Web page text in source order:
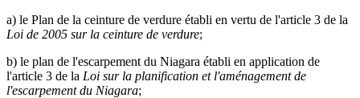
a) le Plan de la ceinture de verdure établi en vertu de l'article 3 de la
Loi de 2005 sur la ceinture de verdure;
b) le plan de l'escarpement du Niagara établi en application de
l'article 3 de la Loi sur la planification et l'aménagement de
l'escarpement du Niagara;